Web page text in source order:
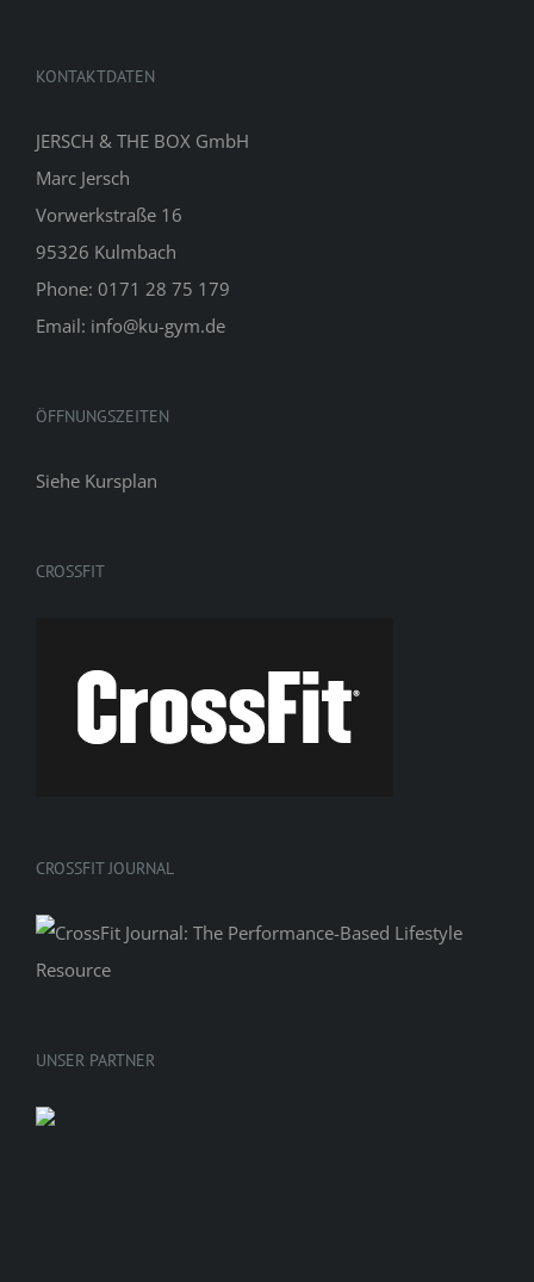
KONTAKTDATEN
JERSCH & THE BOX GmbH
Marc Jersch
Vorwerkstraße 16
95326 Kulmbach
Phone: 0171 28 75 179
Email: info@ku-gym.de
ÖFFNUNGSZEITEN
Siehe Kursplan
CROSSFIT
CROSSFIT JOURNAL
UNSER PARTNER